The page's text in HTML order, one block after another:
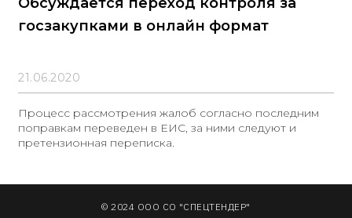
госзакупками в онлайн формат
21.06.2020
Процесс рассмотрения жалоб согласно последним
поправкам переведен в ЕИС, за ними следуют и
претензионная переписка.
© 2024 ООО СО "СПЕЦТЕНДЕР"